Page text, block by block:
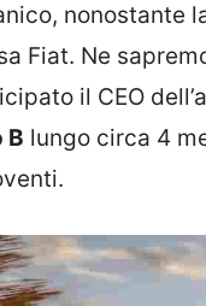
nonostante
Fiat. Ne
il CEO
B lungo circa 4